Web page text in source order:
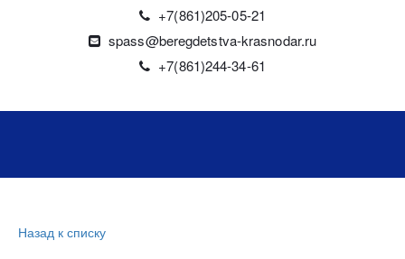
+7(861)205-05-21
spass@beregdetstva-krasnodar.ru
+7(861)244-34-61
Назад к списку